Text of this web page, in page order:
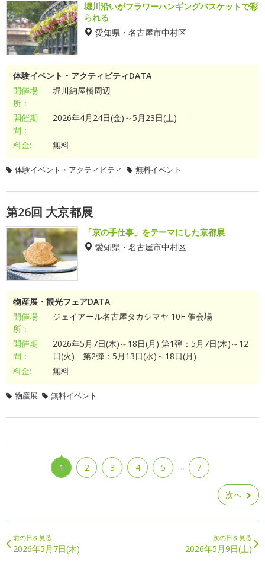
堀川沿いがフラワーハンギングバスケットで彩
られる
愛知県・名古屋市中村区
体験イベント・アクティビティDATA
開催場
所：
堀川納屋橋周辺
開催期
間：
2026年4月24日(金)～5月23日(土)
料金: 無料
体験イベント・アクティビティ 無料イベント
第26回 大京都展
「京の手仕事」をテーマにした京都展
愛知県・名古屋市中村区
物産展・観光フェアDATA
開催場
所：
ジェイアール名古屋タカシマヤ 10F 催会場
開催期
間：
2026年5月7日(木)～18日(月) 第1弾：5月7日(木)～12
日(火) 第2弾：5月13日(水)～18日(月)
料金:
無料
物産展 無料イベント
1 2 3 4 5 … 7
次へ
前の日を見る
2026年5月7日(木)
次の日を見る
2026年5月9日(土)